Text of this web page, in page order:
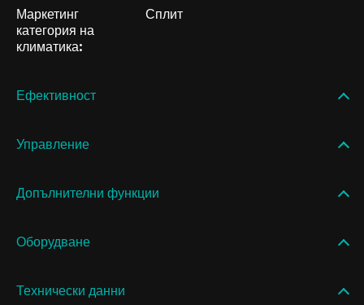
Маркетинг
категория на
климатика:
Сплит
Ефективност
Управление
Допълнителни функции
Оборудване
Технически данни